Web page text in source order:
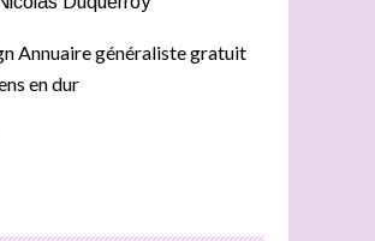
Annuaire généraliste gratuit
en dur